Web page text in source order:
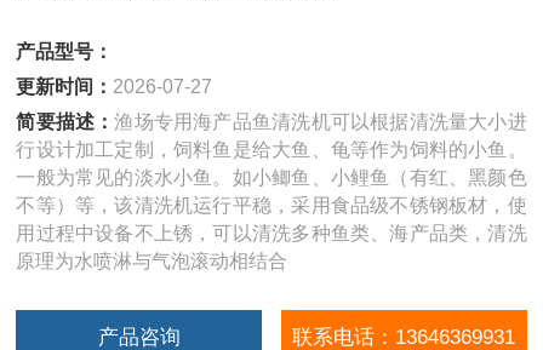
产品型号：
更新时间： 2026-07-27
简要描述：渔场专用海产品鱼清洗机可以根据清洗量大小进
行设计加工定制，饲料鱼是给大鱼、龟等作为饲料的小鱼。
一般为常见的淡水小鱼。如小鲫鱼、小鲤鱼（有红、黑颜色
不等）等，该清洗机运行平稳，采用食品级不锈钢板材，使
用过程中设备不上锈，可以清洗多种鱼类、海产品类，清洗
原理为水喷淋与气泡滚动相结合
产品咨询 联系电话：13646369931